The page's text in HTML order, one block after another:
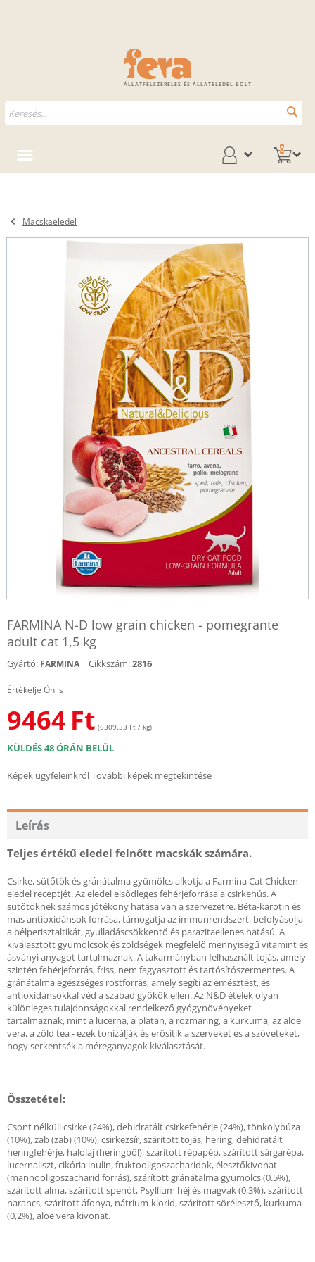
ÁLLATFELSZERELÉS ÉS ÁLLATELEDEL BOLT
0
Macskaeledel
FARMINA N-D low grain chicken - pomegrante
adult cat 1,5 kg
Gyártó: FARMINA Cikkszám:2816
Értékelje Ön is
9464 Ft (6309.33 Ft / kg)
KÜLDÉS 48 ÓRÁN BELÜL
Képek ügyfeleinkrőlTovábbi képek megtekintése
Leírás
Teljes értékű eledel felnőtt macskák számára.
Csirke, sütőtök és gránátalma gyümölcs alkotja a Farmina Cat Chicken
eledel receptjét. Az eledel elsődleges fehérjeforrása a csirkehús. A
sütőtöknek számos jótékony hatása van a szervezetre. Béta-karotin és
más antioxidánsok forrása, támogatja az immunrendszert, befolyásolja
a bélperisztaltikát, gyulladáscsökkentő és parazitaellenes hatású. A
kiválasztott gyümölcsök és zöldségek megfelelő mennyiségű vitamint és
ásványi anyagot tartalmaznak. A takarmányban felhasznált tojás, amely
szintén fehérjeforrás, friss, nem fagyasztott és tartósítószermentes. A
gránátalma egészséges rostforrás, amely segíti az emésztést, és
antioxidánsokkal véd a szabad gyökök ellen. Az N&D ételek olyan
különleges tulajdonságokkal rendelkező gyógynövényeket
tartalmaznak, mint a lucerna, a platán, a rozmaring, a kurkuma, az aloe
vera, a zöld tea - ezek tonizálják és erősítik a szerveket és a szöveteket,
hogy serkentsék a méreganyagok kiválasztását.
Összetétel:
Csont nélküli csirke (24%), dehidratált csirkefehérje (24%), tönkölybúza
(10%), zab (zab) (10%), csirkezsír, szárított tojás, hering, dehidratált
heringfehérje, halolaj (heringből), szárított répapép, szárított sárgarépa,
lucernaliszt, cikória inulin, fruktooligoszacharidok, élesztőkivonat
(mannooligoszacharid forrás), szárított gránátalma gyümölcs (0.5%),
szárított alma, szárított spenót, Psyllium héj és magvak (0,3%), szárított
narancs, szárított áfonya, nátrium-klorid, szárított sörélesztő, kurkuma
(0,2%), aloe vera kivonat.